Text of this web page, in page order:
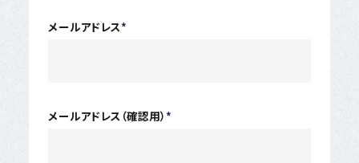
メールアドレス*
メールアドレス（確認用）*